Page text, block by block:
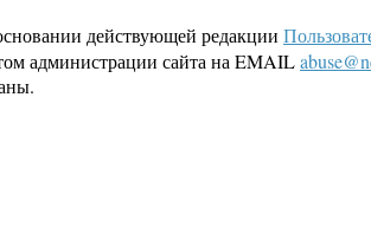
действующей редакции
администрации сайта на EMAIL